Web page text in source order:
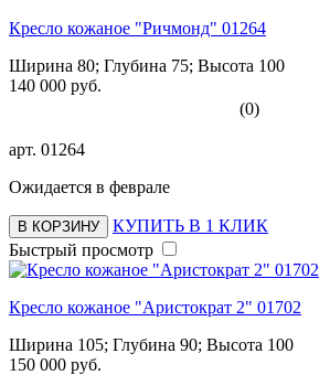
Кресло кожаное "Ричмонд" 01264
Ширина 80; Глубина 75; Высота 100
140 000 руб.
(0)
арт. 01264
Ожидается в феврале
В КОРЗИНУ
КУПИТЬ В 1 КЛИК
Быстрый просмотр
Кресло кожаное "Аристократ 2" 01702
Ширина 105; Глубина 90; Высота 100
150 000 руб.